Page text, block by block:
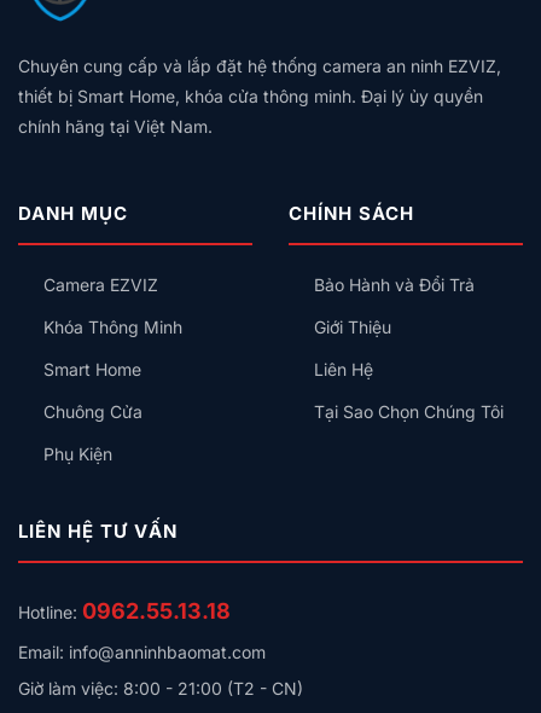
kiện và làm theo các hướng dẫn trên màn hình.
Khuyến nghị: Nếu thiết bị chưa được nhận diện, hãy
di chuyển gần Aqara Hub và thử lại.
Để xác minh khoảng cách hiệu quả, nhấn nút
Trong ứng dụng, vào
Danh sách thiết bị, nhấn nút
reset; Hub sẽ phát âm thanh trong khi biểu tượng
thiết bị tương ứng nhấp nháy.
Chức năng này chỉ tương thích với ứng dụng Aqara
Để nâng cao tiện ích, bạn có thể kết nối Aqara Curtain
Switchđể thực hiện lệnh đóng/mở rèm nhanh chóng.
Yêu cầu kết nối
Tất cả các sản phẩm trong hệ sinh thái Aqara cần có
rời).
Chuyên cung cấp và lắp đặt hệ thống camera an ninh EZVIZ,
thiết bị Smart Home, khóa cửa thông minh. Đại lý ủy quyền
chính hãng tại Việt Nam.
DANH MỤC
Camera EZVIZ
Khóa Thông Minh
Smart Home
Chuông Cửa
Phụ Kiện
CHÍNH SÁCH
Bảo Hành và Đổi Trả
Giới Thiệu
Liên Hệ
Tại Sao Chọn Chúng Tôi
LIÊN HỆ TƯ VẤN
Hotline: 0962.55.13.18
Email: info@anninhbaomat.com
Giờ làm việc: 8:00 - 21:00 (T2 - CN)